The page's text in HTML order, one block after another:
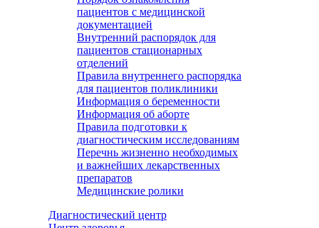
пациентов с медицинской
документацией
Внутренний распорядок для
пациентов стационарных
отделений
Правила внутреннего распорядка
для пациентов поликлиники
Информация о беременности
Информация об аборте
Правила подготовки к
диагностическим исследованиям
Перечнь жизненно необходимых
и важнейших лекарственных
препаратов
Медицинские ролики
Диагностический центр